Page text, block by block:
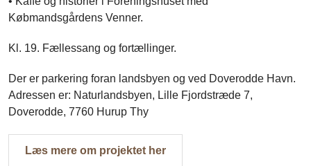
Købmandsgårdens Venner.
Kl. 19. Fællessang og fortællinger.
Der er parkering foran landsbyen og ved Doverodde Havn.
Adressen er: Naturlandsbyen, Lille Fjordstræde 7,
Doverodde, 7760 Hurup Thy
Læs mere om projektet her